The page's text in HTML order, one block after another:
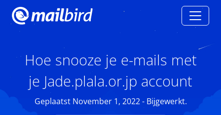
Hoe snooze je e-mails met
je Jade.plala.or.jp account
Geplaatst November 1, 2022 - Bijgewerkt.